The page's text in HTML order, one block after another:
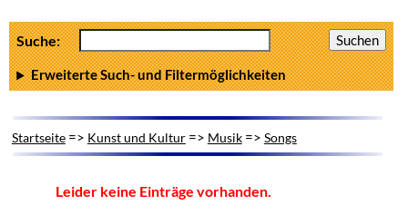
Suche:
Erweiterte Such- und Filtermöglichkeiten
Startseite=> Kunst und Kultur=> Musik=> Songs
Leider keine Einträge vorhanden.